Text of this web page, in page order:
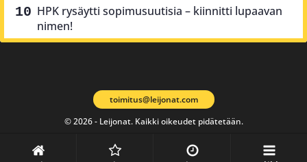
HPK rysäytti sopimusuutisia – kiinnitti lupaavan
nimen!
© 2026 - Leijonat. Kaikki oikeudet pidätetään.
toimitus@leijonat.com